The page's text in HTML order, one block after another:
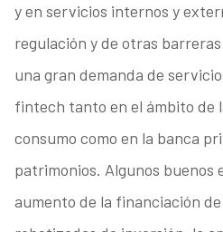
y en servicios internos y
regulación y de otras
una gran demanda de
fintech tanto en el ámbito de
consumo como en la banca
patrimonios. Algunos buenos
aumento de la financiación